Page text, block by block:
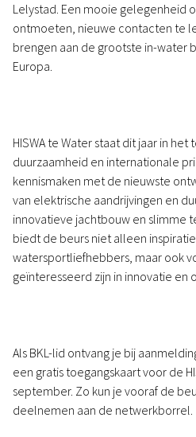
Lelystad. Een mooie gelegenheid
ontmoeten, nieuwe contacten te
brengen aan de grootste in-water
Europa.
HISWA te Water staat dit jaar in het
duurzaamheid en internationale
kennismaken met de nieuwste
van elektrische aandrijvingen en
innovatieve jachtbouw en slimme
biedt de beurs niet alleen
watersportliefhebbers, maar ook
geïnteresseerd zijn in innovatie en
Als BKL-lid ontvang je bij
een gratis toegangskaart voor de
september. Zo kun je vooraf de
deelnemen aan de netwerkborrel.